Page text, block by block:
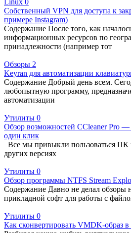
Собственный VPN для доступа к
примере Instagram)
Содержание После того, как
информационных ресурсов по
принадлежности (например тот
Обзоры 2
Keyran для автоматизации
Содержание Добрый день всем.
любопытную программу,
автоматизации
Утилиты 0
Обзор возможностей CCleaner Pro
один клик
Все мы привыкли пользоваться ПК
других версиях
Утилиты 0
Обзор программы NTFS Stream
Содержание Давно не делал обзоры
прикладной софт для работы с
Утилиты 0
Как сконвертировать VMDK-образ